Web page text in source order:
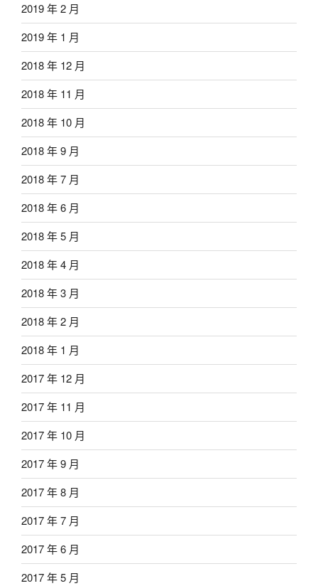
2019 年 2 月
2019 年 1 月
2018 年 12 月
2018 年 11 月
2018 年 10 月
2018 年 9 月
2018 年 7 月
2018 年 6 月
2018 年 5 月
2018 年 4 月
2018 年 3 月
2018 年 2 月
2018 年 1 月
2017 年 12 月
2017 年 11 月
2017 年 10 月
2017 年 9 月
2017 年 8 月
2017 年 7 月
2017 年 6 月
2017 年 5 月